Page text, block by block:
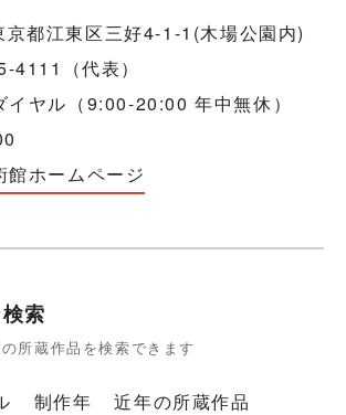
都江東区三好4-1-1(木場公園内)
（代表）
イヤル（9:00-20:00 年中無休）
館ホームページ
索
所蔵作品を検索できます
制作年
近年の所蔵作品